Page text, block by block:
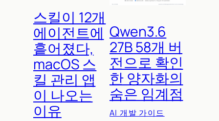
스킬이 12개
에이전트에
흩어졌다,
macOS 스
킬 관리 앱
이 나오는
이유
Qwen3.6
27B 58개 버
전으로 확인
한 양자화의
숨은 임계점
AI 개발 가이드